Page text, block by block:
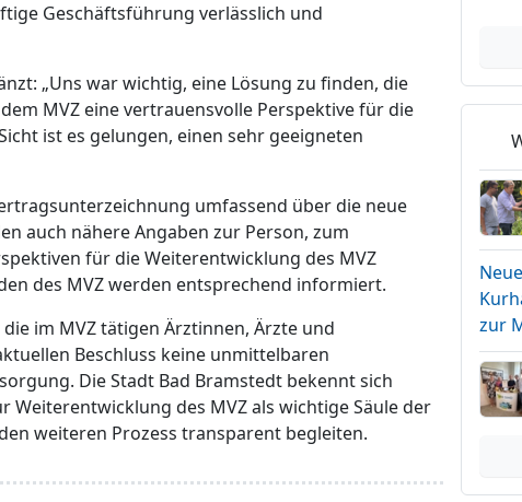
Geschäftsführung verlässlich und
„Uns war wichtig, eine Lösung zu finden, die
MVZ eine vertrauensvolle Perspektive für die
ist es gelungen, einen sehr geeigneten
umfassend über die neue
auch nähere Angaben zur Person, zum
für die Weiterentwicklung des MVZ
des MVZ werden entsprechend informiert.
im MVZ tätigen Ärztinnen, Ärzte und
Beschluss keine unmittelbaren
Die Stadt Bad Bramstedt bekennt sich
des MVZ als wichtige Säule der
weiteren Prozess transparent begleiten.
zur